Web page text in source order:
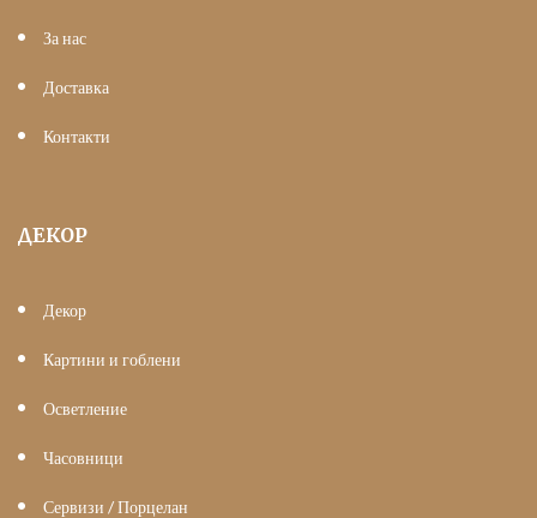
За нас
Доставка
Контакти
ДЕКОР
Декор
Картини и гоблени
Осветление
Часовници
Сервизи / Порцелан